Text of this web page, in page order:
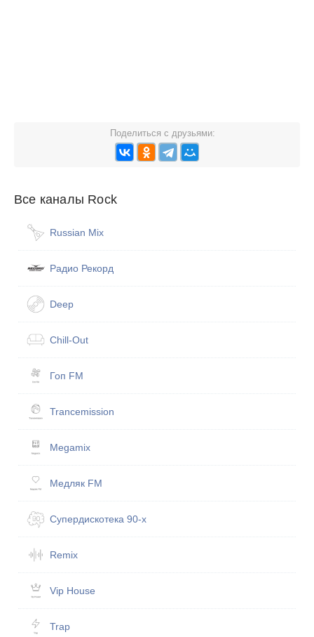
Поделиться с друзьями:
Все каналы Rock
Russian Mix
Радио Рекорд
Deep
Chill-Out
Гоп FM
Trancemission
Megamix
Медляк FM
Супердискотека 90-х
Remix
Vip House
Trap